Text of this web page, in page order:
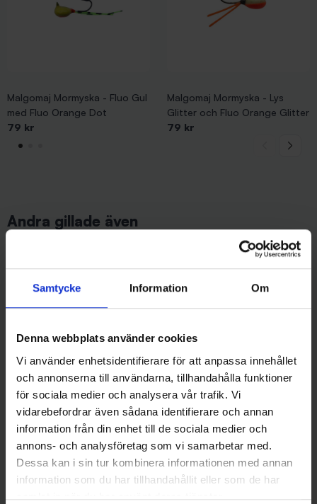
Samtycke Information Om
Denna webbplats använder cookies
Vi använder enhetsidentifierare för att anpassa innehållet
och annonserna till användarna, tillhandahålla funktioner
för sociala medier och analysera vår trafik. Vi
vidarebefordrar även sådana identifierare och annan
information från din enhet till de sociala medier och
annons- och analysföretag som vi samarbetar med.
Dessa kan i sin tur kombinera informationen med annan
information som du har tillhandahållit eller som de har
samlat in när du har använt deras tjänster.
Malgomaj Mormyska - Fluo Gul
med Fluo Orange Dot
79 kr
Malgomaj Mormyska - Lys
Glitter och Fluo Orange Glitter
79 kr
Andra gillade även
Wiggler
Såjva Mormyska 3,1 gr - Röd
Tiger
Stoxdal
Alpina Blinken - Koppar Flash
119 kr